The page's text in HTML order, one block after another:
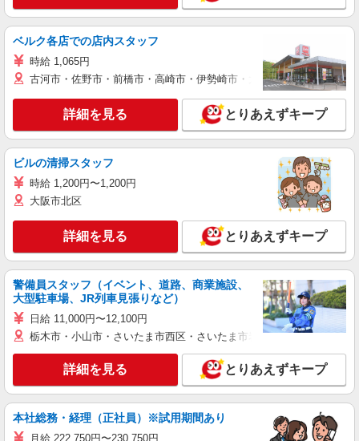
ベルク各店での店内スタッフ
時給 1,065円
古河市・佐野市・前橋市・高崎市・伊勢崎市・太田市・館林市・藤
詳細を見る とりあえずキープ
ビルの清掃スタッフ
時給 1,200円〜1,200円
大阪市北区
詳細を見る とりあえずキープ
警備員スタッフ（イベント、道路、商業施設、
大型駐車場、JR列車見張りなど）
日給 11,000円〜12,100円
栃木市・小山市・さいたま市西区・さいたま市岩槻区・久喜市・蓮田
詳細を見る とりあえずキープ
本社総務・経理（正社員）※試用期間あり
月給 222,750円〜230,750円